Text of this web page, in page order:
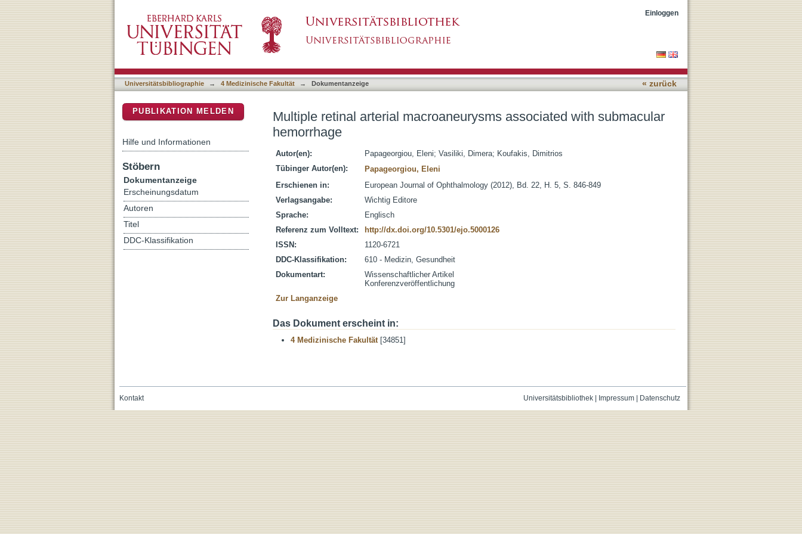
Einloggen
Universitätsbibliographie → 4 Medizinische Fakultät → Dokumentanzeige « zurück
Multiple retinal arterial macroaneurysms associated with submacular
hemorrhage
Autor(en): Papageorgiou, Eleni; Vasiliki, Dimera; Koufakis, Dimitrios
Tübinger Autor(en):
Papageorgiou, Eleni
Erschienen in:
European Journal of Ophthalmology (2012), Bd. 22, H. 5, S. 846-849
Verlagsangabe:
Wichtig Editore
Sprache:
Englisch
Referenz zum Volltext:
http://dx.doi.org/10.5301/ejo.5000126
ISSN:
1120-6721
DDC-Klassifikation:
610 - Medizin, Gesundheit
Dokumentart:
Wissenschaftlicher Artikel
Konferenzveröffentlichung
Zur Langanzeige
Das Dokument erscheint in:
4 Medizinische Fakultät[34851]
PUBLIKATION MELDEN
Hilfe und Informationen
Stöbern
Dokumentanzeige
Erscheinungsdatum
Autoren
Titel
DDC-Klassifikation
Universitätsbibliothek| Impressum| Datenschutz
Kontakt